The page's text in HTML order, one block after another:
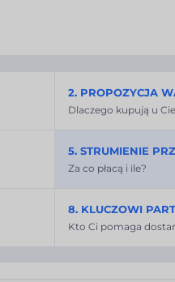
2. PROPOZYCJA
Dlaczego kupują u
5. STRUMIENIE
Za co płacą i ile?
8. KLUCZOWI
Kto Ci pomaga